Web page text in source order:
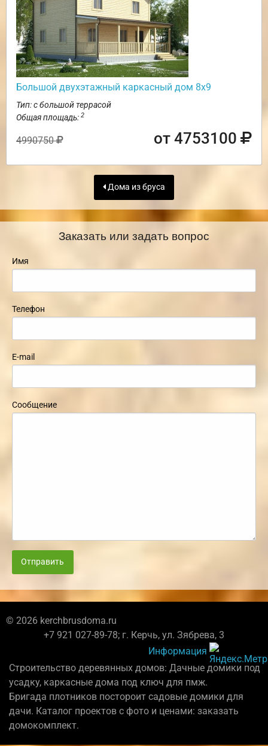
Большой двухэтажный каркасный дом 8х9
Тип: с большой террасой
Общая площадь: 2
4990750 от 4753100
Дома из бруса
Заказать или задать вопрос
Имя
Телефон
E-mail
Сообщение
Отправить
© 2026 kerchbrusdoma.ru
+7 921 027-89-78; г. Керчь, ул. Зябрева, 3
Информация
Строительство деревянных домов: Дачные домики под
усадку, каркасные дома под ключ для пмж.
Бригада плотников постороит садовые домики для
дачи. Каталог проектов с фото и ценами: заказать
домокомплект.